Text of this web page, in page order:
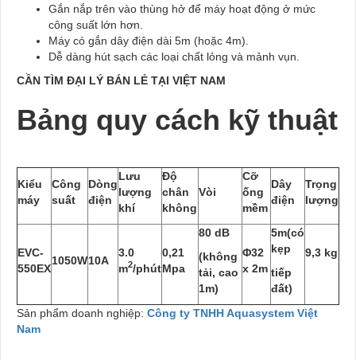
Gắn nắp trên vào thùng hở để máy hoạt động ở mức
công suất lớn hơn.
Máy có gắn dây điện dài 5m (hoặc 4m).
Dễ dàng hút sạch các loại chất lỏng và mảnh vụn.
CẦN TÌM ĐẠI LÝ BÁN LẺ TẠI VIỆT NAM
Bảng quy cách kỹ thuật
Kiểu
máy
Công
suất
Dòng
điện
Lưu
lượng
khí
Độ
chân
không
Vòi
Cỡ
ống
mềm
Dây
điện
Trọng
lượng
EVC-
550EX
1050W10A
3.0
m2/phút
0,21
Mpa
80 dB
(không
tải, cao
1m)
Φ32
x 2m
5m(có
kẹp
tiếp
đất)
9,3 kg
Sản phẩm doanh nghiệp: Công ty TNHH Aquasystem Việt
Nam